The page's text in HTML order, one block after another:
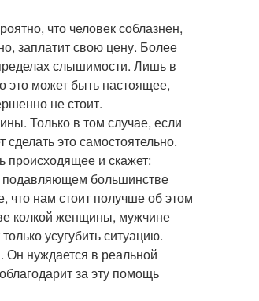
что человек соблазнен,
заплатит свою цену. Более
слышимости. Лишь в
это может быть настоящее,
не стоит.
Только в том случае, если
это самостоятельно.
происходящее и скажет:
подавляющем большинстве
что нам стоит получше об этом
колкой женщины, мужчине
усугубить ситуацию.
Он нуждается в реальной
за эту помощь